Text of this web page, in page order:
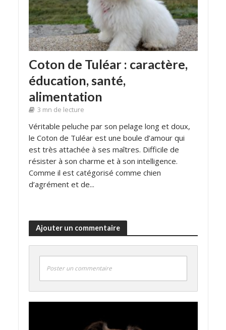
Coton de Tuléar : caractère,
éducation, santé,
alimentation
3 mn de lecture
Véritable peluche par son pelage long et doux,
le Coton de Tuléar est une boule d’amour qui
est très attachée à ses maîtres. Difficile de
résister à son charme et à son intelligence.
Comme il est catégorisé comme chien
d’agrément et de...
Ajouter un commentaire
Poster un commentaire